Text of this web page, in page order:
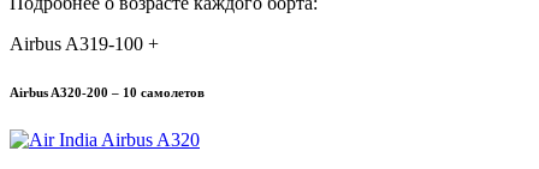
Airbus A319-100 +
Airbus A320-200 – 10 самолетов